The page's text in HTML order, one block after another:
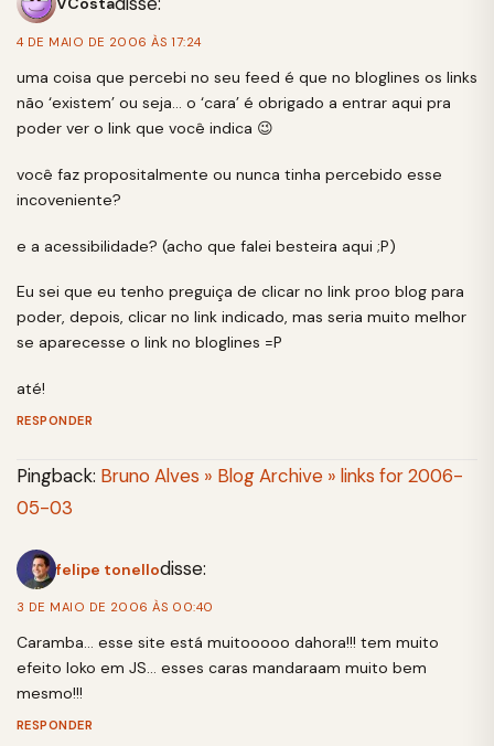
4 DE MAIO DE 2006 ÀS 17:24
uma coisa que percebi no seu feed é que no bloglines os links
não ‘existem’ ou seja… o ‘cara’ é obrigado a entrar aqui pra
poder ver o link que você indica 😉
você faz propositalmente ou nunca tinha percebido esse
incoveniente?
e a acessibilidade? (acho que falei besteira aqui ;P)
Eu sei que eu tenho preguiça de clicar no link proo blog para
poder, depois, clicar no link indicado, mas seria muito melhor
se aparecesse o link no bloglines =P
até!
RESPONDER
Pingback: Bruno Alves » Blog Archive » links for 2006-
05-03
felipe tonellodisse:
3 DE MAIO DE 2006 ÀS 00:40
Caramba… esse site está muitooooo dahora!!! tem muito
efeito loko em JS… esses caras mandaraam muito bem
mesmo!!!
RESPONDER